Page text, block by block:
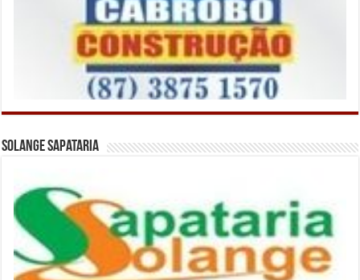
Solange Sapataria